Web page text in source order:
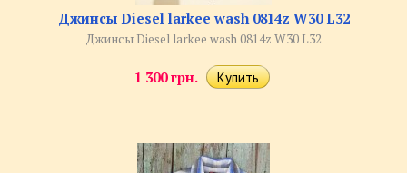
Джинсы Diesel larkee wash 0814z W30 L32
Джинсы Diesel larkee wash 0814z W30 L32
1 300 грн.